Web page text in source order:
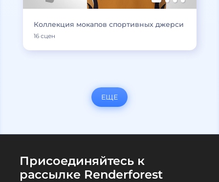
Коллекция мокапов спортивных джерси
16 сцен
ЕЩЕ
Присоединяйтесь к
рассылке Renderforest